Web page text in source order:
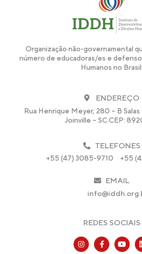
Organização não-governamental
número de educadoras/es e
Humanos no Brasil.
ENDEREÇO
Rua Henrique Meyer, 280 – B
Joinville – SC CEP:
TELEFONES
+55 (47) 3085-9710 +55
EMAIL
REDES SOCIAIS